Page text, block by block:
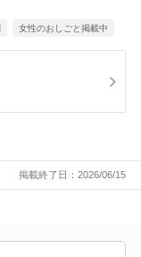
女性のおしごと掲載中
掲載終了日：2026/06/15